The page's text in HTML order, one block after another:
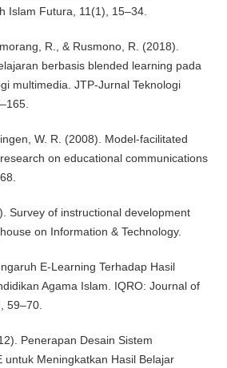
Islam Futura, 11(1), 15–34.
R., & Rusmono, R. (2018).
berbasis blended learning pada
multimedia. JTP-Jurnal Teknologi
W. R. (2008). Model-facilitated
on educational communications
Survey of instructional development
on Information & Technology.
E-Learning Terhadap Hasil
Agama Islam. IQRO: Journal of
59–70.
Penerapan Desain Sistem
untuk Meningkatkan Hasil Belajar